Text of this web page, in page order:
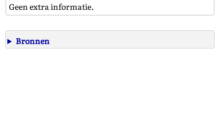
Geen extra informatie.
Bronnen